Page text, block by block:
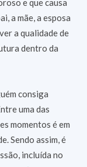
e que causa
a mãe, a esposa
a qualidade de
dentro da
consiga
uma das
momentos é em
Sendo assim, é
incluída no